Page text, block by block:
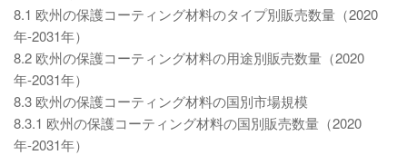
8.1 欧州の保護コーティング材料のタイプ別販売数量（2020
年-2031年）
8.2 欧州の保護コーティング材料の用途別販売数量（2020
年-2031年）
8.3 欧州の保護コーティング材料の国別市場規模
8.3.1 欧州の保護コーティング材料の国別販売数量（2020
年-2031年）